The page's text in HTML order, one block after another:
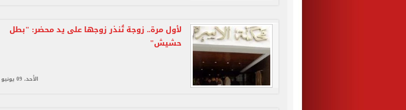
لأول مرة.. زوجة تُنذر زوجها على يد محضر: "بطل
حشيش"
الأحد، 09 يونيو 2019 10:40 ص